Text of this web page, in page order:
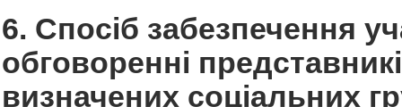
6. Спосіб забезпечення
обговоренні
визначених соціальних